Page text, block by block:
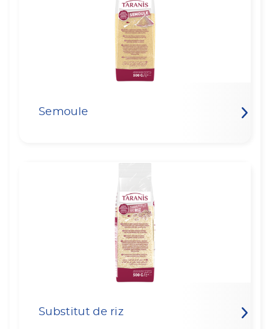
Semoule
Substitut de riz